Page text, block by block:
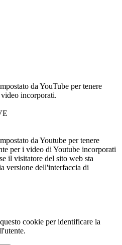
da YouTube per tenere
incorporati.
da Youtube per tenere
per i video di Youtube incorporati
il visitatore del sito web sta
versione dell'interfaccia di
cookie per identificare la